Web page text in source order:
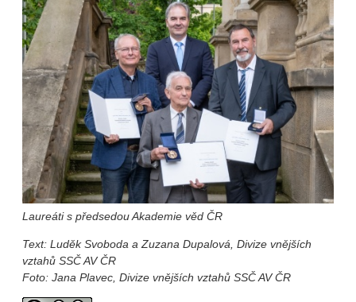
Laureáti s předsedou Akademie věd ČR
Text: Luděk Svoboda a Zuzana Dupalová, Divize vnějších
vztahů SSČ AV ČR
Foto: Jana Plavec, Divize vnějších vztahů SSČ AV ČR